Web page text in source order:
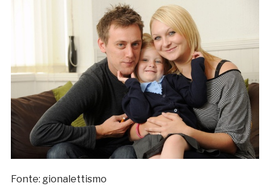
Fonte: gionalettismo